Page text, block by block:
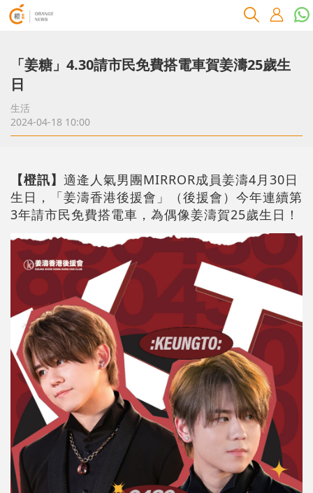
「姜糖」4.30請市民免費搭電車賀姜濤25歲生
日
生活
2024-04-18 10:00
【橙訊】 適逄人氣男團MIRROR成員姜濤4月30日
生日，「姜濤香港後援會」（後援會）今年連續第
3年請市民免費搭電車，為偶像姜濤賀25歲生日！